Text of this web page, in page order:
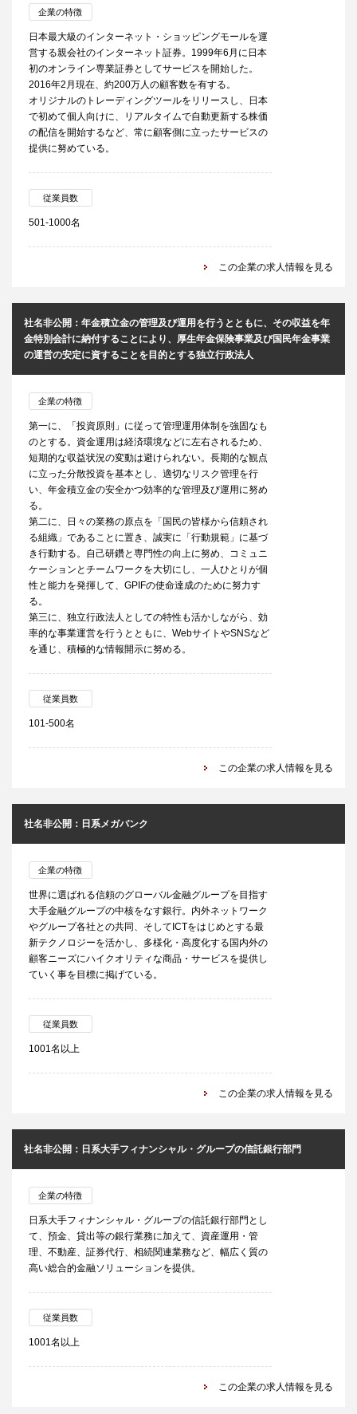
企業の特徴
日本最大級のインターネット・ショッピングモールを運
営する親会社のインターネット証券。1999年6月に日本
初のオンライン専業証券としてサービスを開始した。
2016年2月現在、約200万人の顧客数を有する。
オリジナルのトレーディングツールをリリースし、日本
で初めて個人向けに、リアルタイムで自動更新する株価
の配信を開始するなど、常に顧客側に立ったサービスの
提供に努めている。
従業員数
501-1000名
この企業の求人情報を見る
社名非公開：年金積立金の管理及び運用を行うとともに、その収益を年
金特別会計に納付することにより、厚生年金保険事業及び国民年金事業
の運営の安定に資することを目的とする独立行政法人
企業の特徴
第一に、「投資原則」に従って管理運用体制を強固なも
のとする。資金運用は経済環境などに左右されるため、
短期的な収益状況の変動は避けられない。長期的な観点
に立った分散投資を基本とし、適切なリスク管理を行
い、年金積立金の安全かつ効率的な管理及び運用に努め
る。
第二に、日々の業務の原点を「国民の皆様から信頼され
る組織」であることに置き、誠実に「行動規範」に基づ
き行動する。自己研鑽と専門性の向上に努め、コミュニ
ケーションとチームワークを大切にし、一人ひとりが個
性と能力を発揮して、GPIFの使命達成のために努力す
る。
第三に、独立行政法人としての特性も活かしながら、効
率的な事業運営を行うとともに、WebサイトやSNSなど
を通じ、積極的な情報開示に努める。
従業員数
101-500名
この企業の求人情報を見る
社名非公開：日系メガバンク
企業の特徴
世界に選ばれる信頼のグローバル金融グループを目指す
大手金融グループの中核をなす銀行。内外ネットワーク
やグループ各社との共同、そしてICTをはじめとする最
新テクノロジーを活かし、多様化・高度化する国内外の
顧客ニーズにハイクオリティな商品・サービスを提供し
ていく事を目標に掲げている。
従業員数
1001名以上
この企業の求人情報を見る
社名非公開：日系大手フィナンシャル・グループの信託銀行部門
企業の特徴
日系大手フィナンシャル・グループの信託銀行部門とし
て、預金、貸出等の銀行業務に加えて、資産運用・管
理、不動産、証券代行、相続関連業務など、幅広く質の
高い総合的金融ソリューションを提供。
従業員数
1001名以上
この企業の求人情報を見る